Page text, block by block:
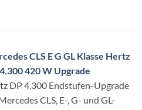
CLS E G GL Klasse Hertz
420 W Upgrade
DP 4.300 Endstufen-Upgrade
CLS, E-, G- und GL-